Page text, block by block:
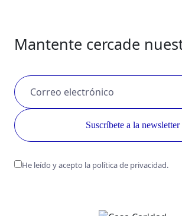
Mantente cercade
He leído y acepto la política de privacidad.